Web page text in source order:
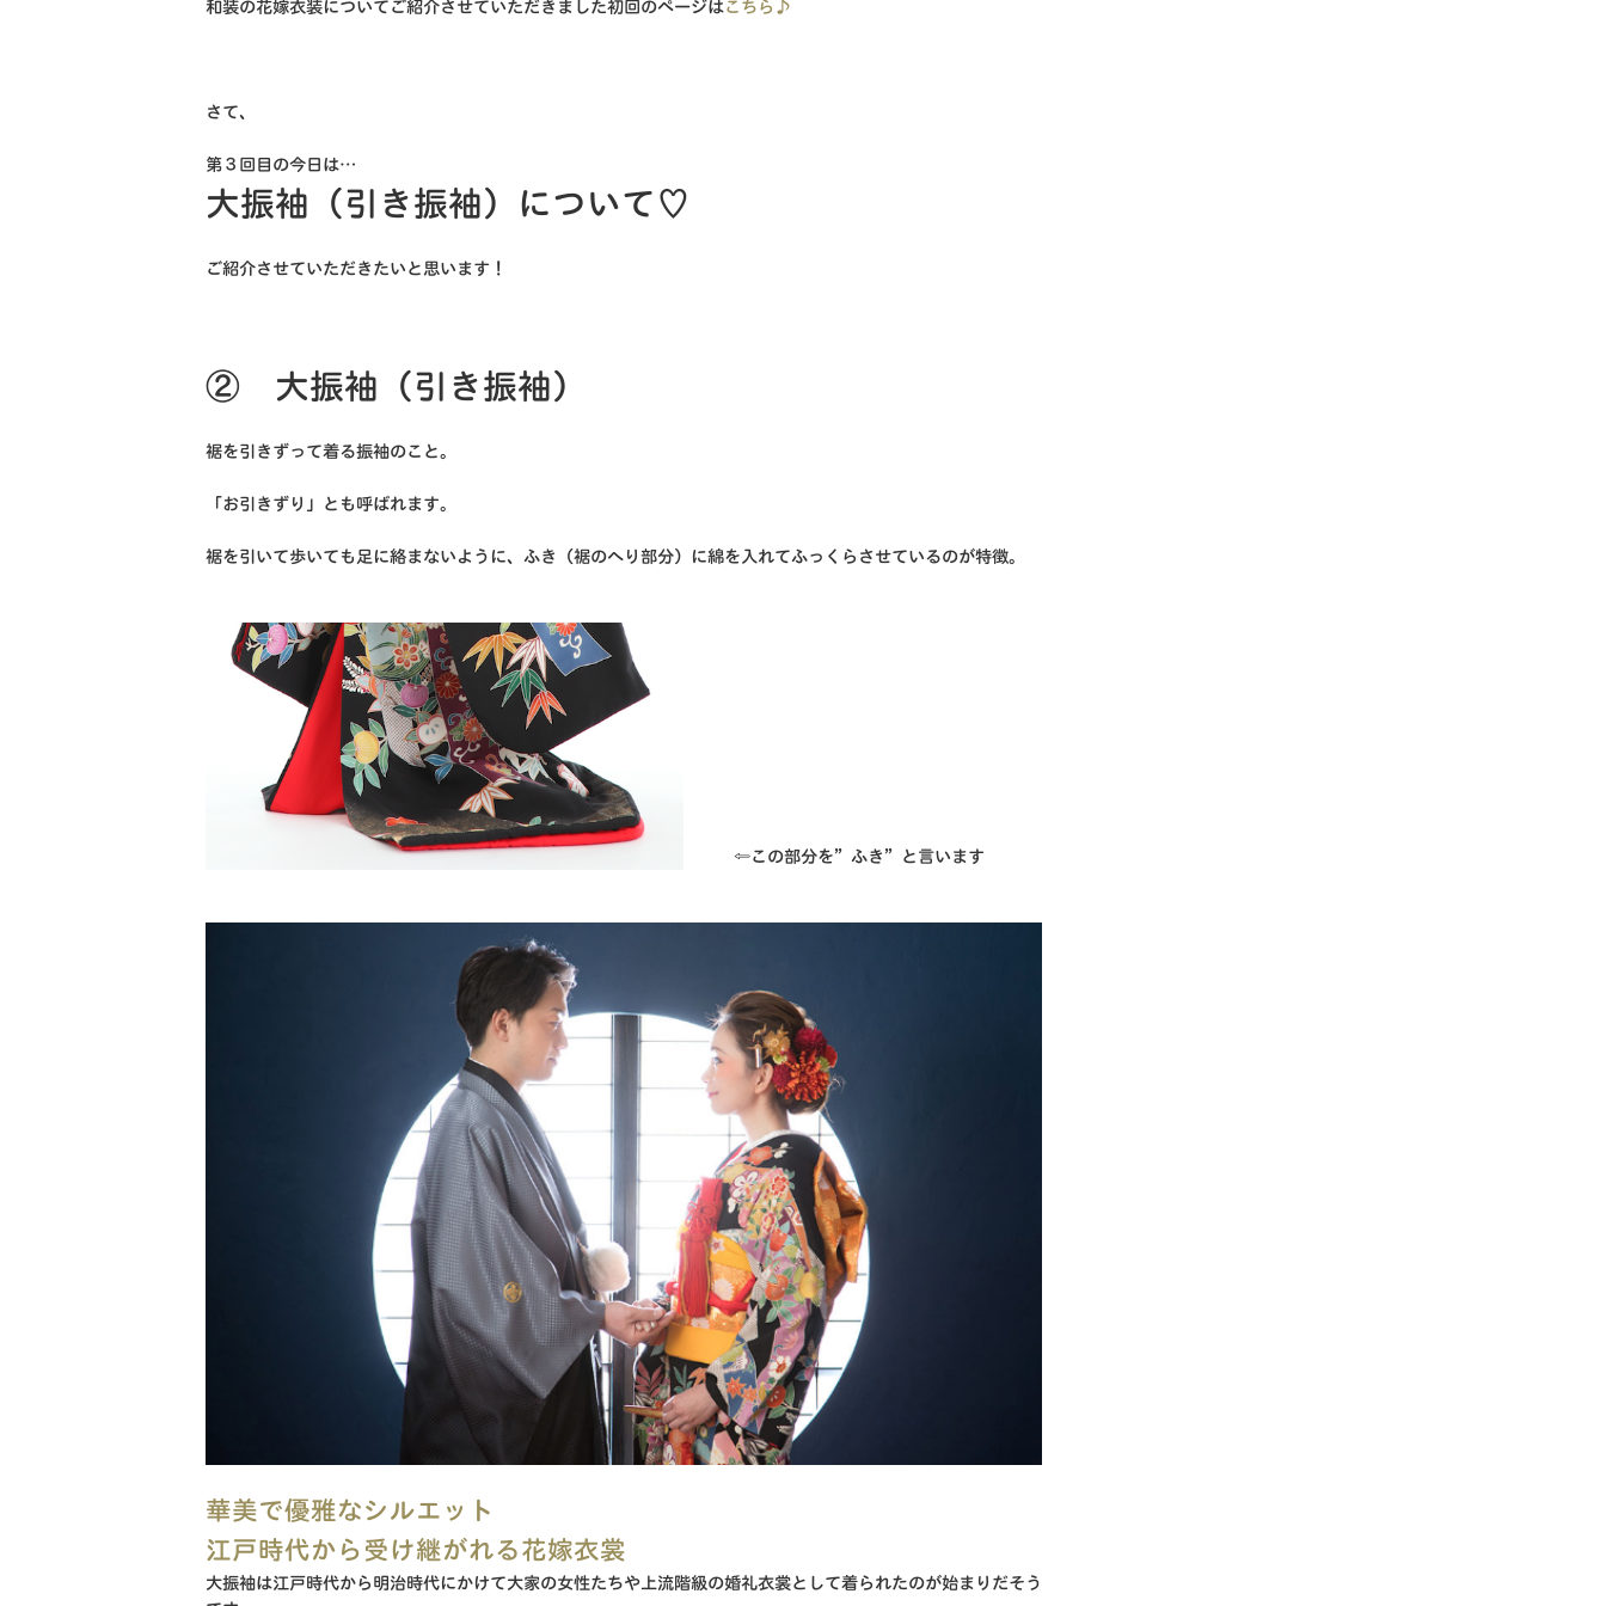
和装の花嫁衣装についてご紹介させていただきました初回のページは こちら♪
さて、
第３回目の今日は…
大振袖（引き振袖）について♡
ご紹介させていただきたいと思います！
② 大振袖（引き振袖）
裾を引きずって着る振袖のこと。
「お引きずり」とも呼ばれます。
裾を引いて歩いても足に絡まないように、ふき（裾のへり部分）に綿を入れてふっくらさせているのが特徴。
⇦この部分を”ふき”と言います
華美で優雅なシルエット
江戸時代から受け継がれる花嫁衣裳
大振袖は江戸時代から明治時代にかけて大家の女性たちや上流階級の婚礼衣裳として着られたのが始まりだそう